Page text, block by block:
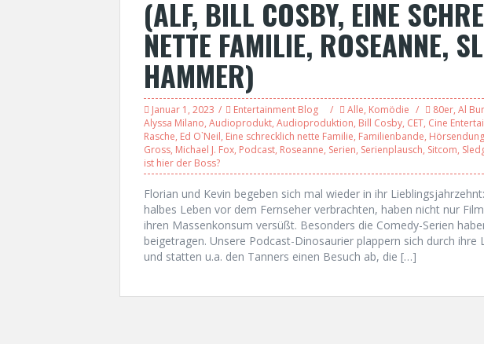
(ALF, BILL COSBY, EINE
NETTE FAMILIE, ROSEANNE,
HAMMER)
Januar 1, 2023 Entertainment Blog Alle, Komödie 80er, Al
Alyssa Milano, Audioprodukt, Audioproduktion, Bill Cosby, CET, Cine
Rasche, Ed O`Neil, Eine schrecklich nette Familie, Familienbande, Hörsendung
Gross, Michael J. Fox, Podcast, Roseanne, Serien, Serienplausch, Sitcom,
ist hier der Boss?
Florian und Kevin begeben sich mal wieder in ihr
halbes Leben vor dem Fernseher verbrachten, haben nicht nur
ihren Massenkonsum versüßt. Besonders die Comedy-Serien
beigetragen. Unsere Podcast-Dinosaurier plappern sich durch ihre
und statten u.a. den Tanners einen Besuch ab, die […]